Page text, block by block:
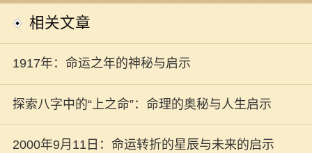
相关文章
1917年：命运之年的神秘与启示
探索八字中的“上之命”：命理的奥秘与人生启示
2000年9月11日：命运转折的星辰与未来的启示